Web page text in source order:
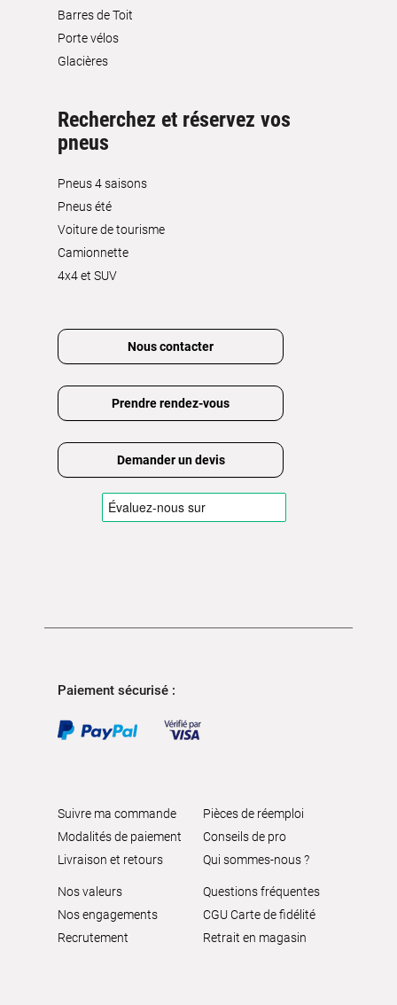
Barres de Toit
Porte vélos
Glacières
Recherchez et réservez vos
pneus
Pneus 4 saisons
Pneus été
Voiture de tourisme
Camionnette
4x4 et SUV
Nous contacter
Prendre rendez-vous
Demander un devis
Paiement sécurisé :
Suivre ma commande
Modalités de paiement
Livraison et retours
Pièces de réemploi
Conseils de pro
Qui sommes-nous ?
Nos valeurs
Nos engagements
Recrutement
Questions fréquentes
CGU Carte de fidélité
Retrait en magasin